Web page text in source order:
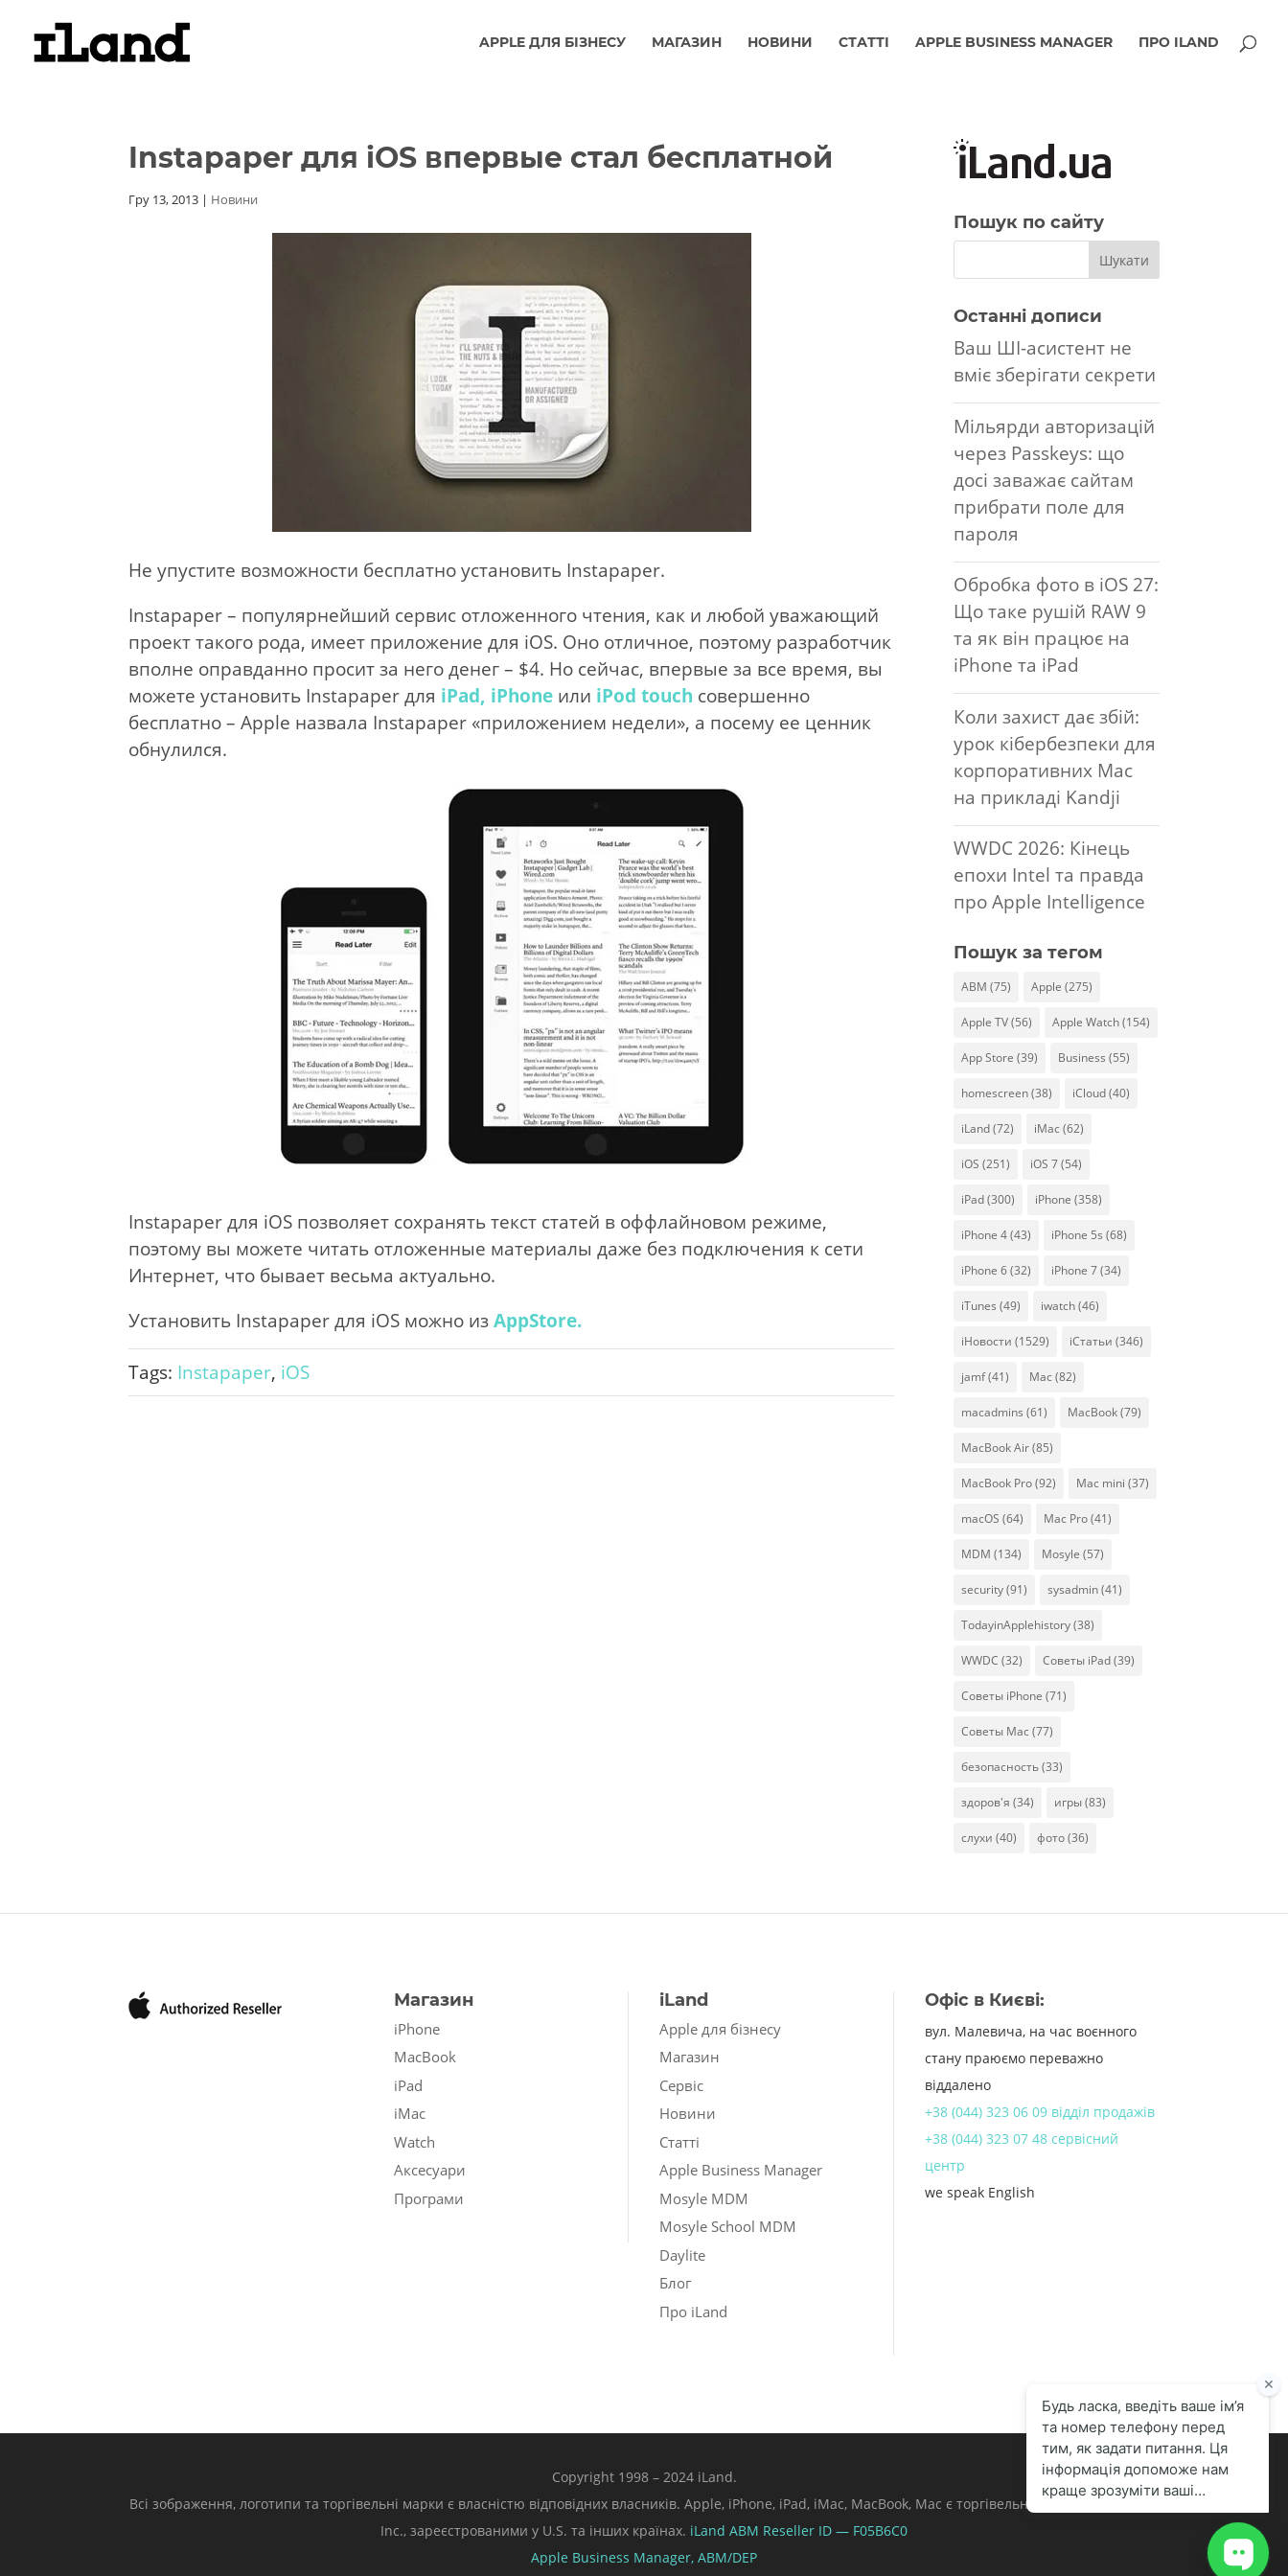
APPLE ДЛЯ БІЗНЕСУ МАГАЗИН НОВИНИ СТАТТІ APPLE BUSINESS MANAGER ПРО ILAND
Instapaper для iOS впервые стал бесплатной
Гру 13, 2013 | Новини
Не упустите возможности бесплатно установить Instapaper.
Instapaper – популярнейший сервис отложенного чтения, как и любой уважающий
проект такого рода, имеет приложение для iOS. Оно отличное, поэтому разработчик
вполне оправданно просит за него денег – $4. Но сейчас, впервые за все время, вы
можете установить Instapaper для iPad, iPhone или iPod touch совершенно
бесплатно – Apple назвала Instapaper «приложением недели», а посему ее ценник
обнулился.
Instapaper для iOS позволяет сохранять текст статей в оффлайновом режиме,
поэтому вы можете читать отложенные материалы даже без подключения к сети
Интернет, что бывает весьма актуально.
Установить Instapaper для iOS можно изAppStore.
Tags: Instapaper, iOS
Пошук по сайту
Останні дописи
Ваш ШІ-асистент не
вміє зберігати секрети
Мільярди авторизацій
через Passkeys: що
досі заважає сайтам
прибрати поле для
пароля
Обробка фото в iOS 27:
Що таке рушій RAW 9
та як він працює на
iPhone та iPad
Коли захист дає збій:
урок кібербезпеки для
корпоративних Mac
на прикладі Kandji
WWDC 2026: Кінець
епохи Intel та правда
про Apple Intelligence
Пошук за тегом
ABM (75) Apple (275)
Apple TV(56) Apple Watch(154)
App Store (39) Business (55)
homescreen(38) iCloud(40)
iLand(72) iMac (62)
iOS (251) iOS 7(54)
iPad(300) iPhone (358)
iPhone 4(43) iPhone 5s (68)
iPhone 6(32) iPhone 7(34)
iTunes (49) iwatch(46)
iНовости (1529) iСтатьи (346)
jamf(41) Mac (82)
macadmins (61) MacBook(79)
MacBook Air(85)
MacBook Pro(92) Mac mini (37)
macOS (64) Mac Pro(41)
MDM (134) Mosyle (57)
security(91) sysadmin(41)
TodayinApplehistory(38)
WWDC (32) Советы iPad(39)
Советы iPhone (71)
Советы Mac (77)
безопасность(33)
здоров'я (34) игры(83)
слухи (40) фото(36)
Магазин
iPhone
MacBook
iPad
iMac
Watch
Аксесуари
Програми
iLand
Apple для бізнесу
Магазин
Сервіс
Новини
Статті
Apple Business Manager
Mosyle MDM
Mosyle School MDM
Daylite
Блог
Про iLand
Офіс в Києві:
вул. Малевича, на час воєнного
стану праюємо переважно
віддалено
+38 (044) 323 06 09 відділ продажів
+38 (044) 323 07 48 сервісний
центр
we speak English
Copyright 1998 – 2024 iLand.
Всі зображення, логотипи та торгівельні марки є власністю відповідних власників. Apple, iPhone, iPad, iMac, MacBook, Mac є торгівельними марками Apple
Inc., зареєстрованими у U.S. та інших країнах. iLand ABM Reseller ID — F05B6C0
Apple Business Manager, ABM/DEP